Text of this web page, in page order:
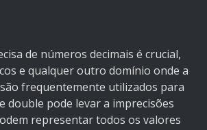
de números decimais é crucial,
e qualquer outro domínio onde a
frequentemente utilizados para
pode levar a imprecisões
representar todos os valores